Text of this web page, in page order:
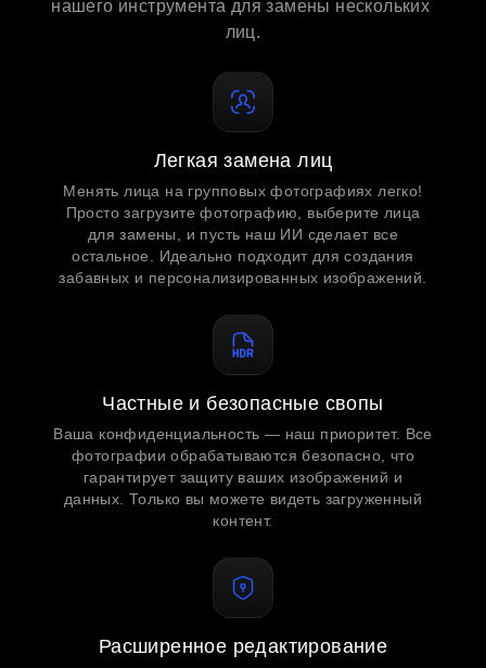
нашего инструмента для замены нескольких
лиц.
Легкая замена лиц
Менять лица на групповых фотографиях легко!
Просто загрузите фотографию, выберите лица
для замены, и пусть наш ИИ сделает все
остальное. Идеально подходит для создания
забавных и персонализированных изображений.
Частные и безопасные свопы
Ваша конфиденциальность — наш приоритет. Все
фотографии обрабатываются безопасно, что
гарантирует защиту ваших изображений и
данных. Только вы можете видеть загруженный
контент.
Расширенное редактирование